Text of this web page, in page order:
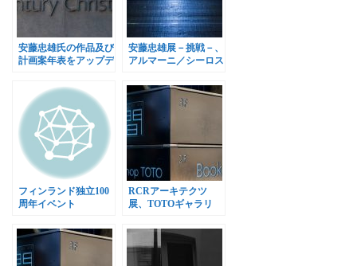
安藤忠雄氏の作品及び
計画案年表をアップデ
安藤忠雄展－挑戦－、
アルマーニ／シーロス
フィンランド独立100
周年イベント
DESIGN SIGHTで開
催
RCRアーキテクツ
展、TOTOギャラリ